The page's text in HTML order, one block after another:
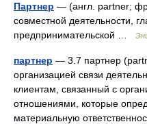
Партнер — (англ. partner;
совместной деятельности,
предпринимательской …
партнер — 3.7 партнер
организацией связи
клиентам, связанный с
отношениями, которые
материальную